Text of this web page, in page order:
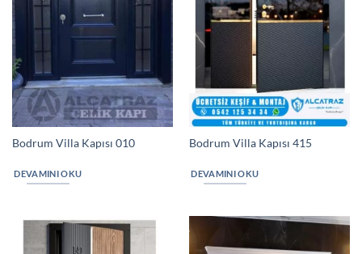
Bodrum Villa Kapısı 010
DEVAMINI OKU
Bodrum Villa Kapısı 415
DEVAMINI OKU